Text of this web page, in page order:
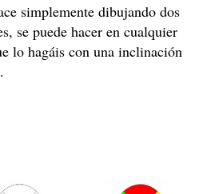
simplemente dibujando dos
se puede hacer en cualquier
lo hagáis con una inclinación